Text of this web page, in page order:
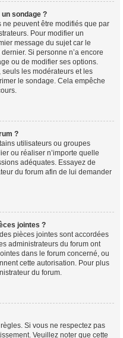
sondage ?
peuvent être modifiés que par
Pour modifier un
message du sujet car le
Si personne n’a encore
ou de modifier ses options.
les modérateurs et les
le sondage. Cela empêche
?
utilisateurs ou groupes
ou réaliser n’importe quelle
adéquates. Essayez de
du forum afin de lui demander
jointes ?
pièces jointes sont accordées
administrateurs du forum ont
dans le forum concerné, ou
cette autorisation. Pour plus
du forum.
Si vous ne respectez pas
Veuillez noter que cette